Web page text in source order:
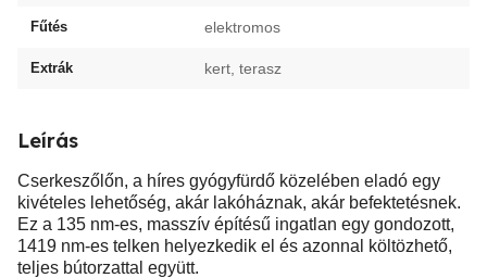
Fűtés elektromos
Extrák kert, terasz
Leírás
Cserkeszőlőn, a híres gyógyfürdő közelében eladó egy
kivételes lehetőség, akár lakóháznak, akár befektetésnek.
Ez a 135 nm-es, masszív építésű ingatlan egy gondozott,
1419 nm-es telken helyezkedik el és azonnal költözhető,
teljes bútorzattal együtt.